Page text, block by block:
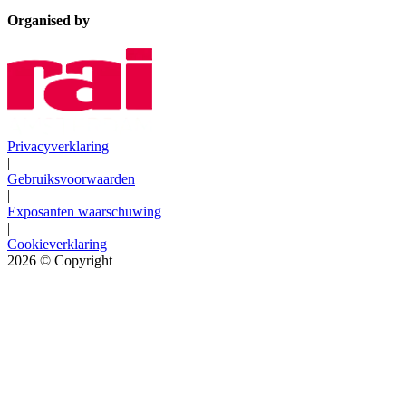
Organised by
Privacyverklaring
|
Gebruiksvoorwaarden
|
Exposanten waarschuwing
|
Cookieverklaring
2026 © Copyright